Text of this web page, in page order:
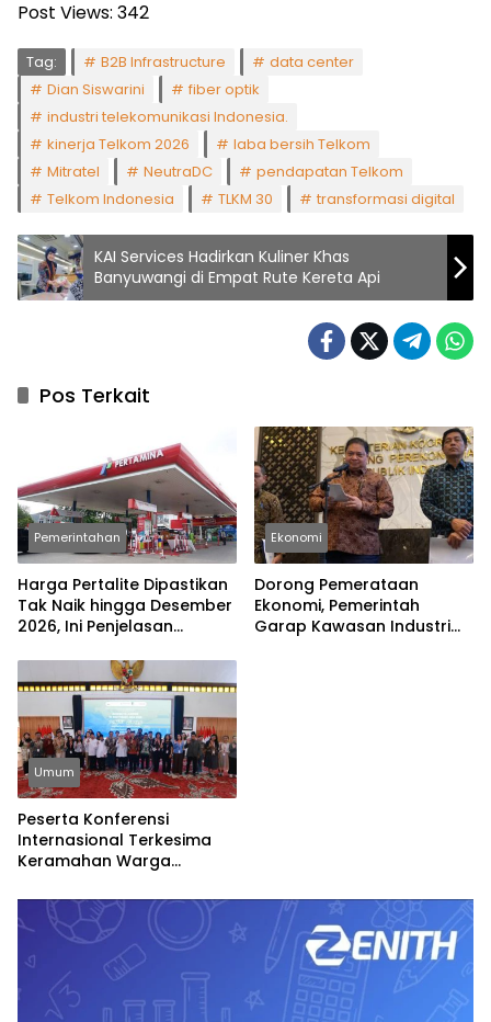
Post Views: 342
Tag: B2B Infrastructure
data center
Dian Siswarini
fiber optik
industri telekomunikasi Indonesia.
kinerja Telkom 2026
laba bersih Telkom
Mitratel
NeutraDC
pendapatan Telkom
Telkom Indonesia
TLKM 30 transformasi digital
KAI Services Hadirkan Kuliner Khas
Banyuwangi di Empat Rute Kereta Api
Pos Terkait
Pemerintahan
Harga Pertalite Dipastikan
Tak Naik hingga Desember
2026, Ini Penjelasan
Ekonomi
Dorong Pemerataan
Ekonomi, Pemerintah
Garap Kawasan Industri
Umum
Peserta Konferensi
Internasional Terkesima
Keramahan Warga
Cerminkan Nilai-Nilai Islam